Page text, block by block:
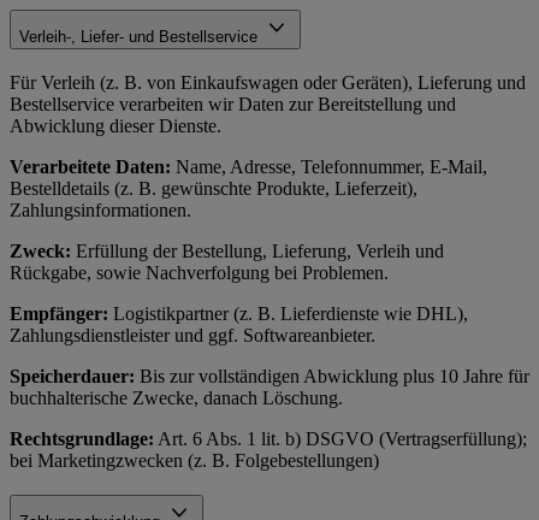
Verleih-, Liefer- und Bestellservice
Für Verleih (z. B. von Einkaufswagen oder Geräten), Lieferung und
Bestellservice verarbeiten wir Daten zur Bereitstellung und
Abwicklung dieser Dienste.
Verarbeitete Daten: Name, Adresse, Telefonnummer, E-Mail,
Bestelldetails (z. B. gewünschte Produkte, Lieferzeit),
Zahlungsinformationen.
Zweck: Erfüllung der Bestellung, Lieferung, Verleih und
Rückgabe, sowie Nachverfolgung bei Problemen.
Empfänger: Logistikpartner (z. B. Lieferdienste wie DHL),
Zahlungsdienstleister und ggf. Softwareanbieter.
Speicherdauer: Bis zur vollständigen Abwicklung plus 10 Jahre für
buchhalterische Zwecke, danach Löschung.
Rechtsgrundlage: Art. 6 Abs. 1 lit. b) DSGVO (Vertragserfüllung);
bei Marketingzwecken (z. B. Folgebestellungen)